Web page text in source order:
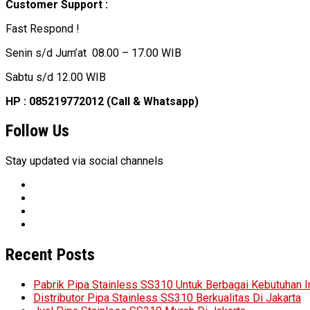
Customer Support :
Fast Respond !
Senin s/d Jum’at 08.00 – 17.00 WIB
Sabtu s/d 12.00 WIB
HP : 085219772012 (Call & Whatsapp)
Follow Us
Stay updated via social channels
Recent Posts
Pabrik Pipa Stainless SS310 Untuk Berbagai Kebutuhan
Distributor Pipa Stainless SS310 Berkualitas Di Jakarta